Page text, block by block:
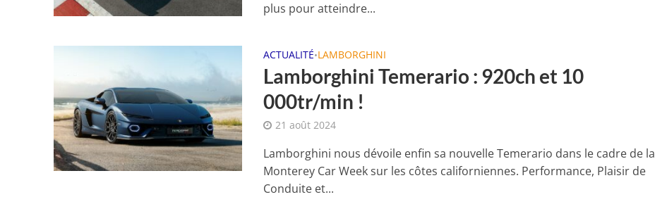
plus pour atteindre...
ACTUALITÉ•LAMBORGHINI
Lamborghini Temerario : 920ch et 10
000tr/min !
21 août 2024
Lamborghini nous dévoile enfin sa nouvelle Temerario dans le cadre de la
Monterey Car Week sur les côtes californiennes. Performance, Plaisir de
Conduite et...